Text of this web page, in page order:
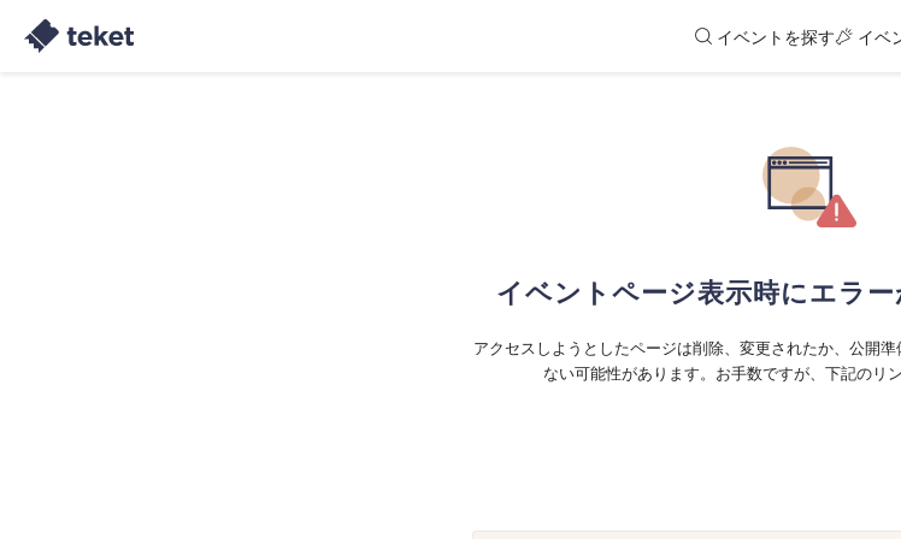
イベントを探す イベ
イベントページ表示時にエラー
アクセスしようとしたページは削除、変更されたか、公開
ない可能性があります。お手数ですが、下記のリ